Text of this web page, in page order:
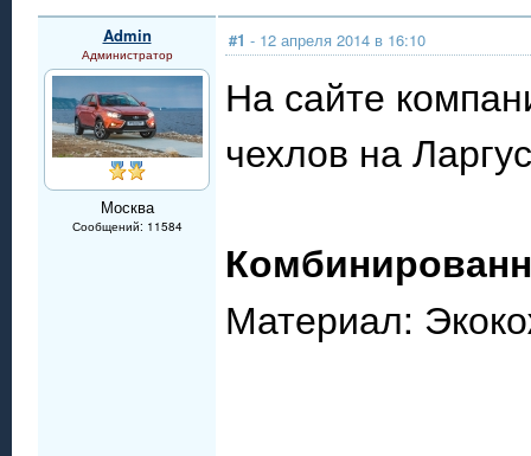
Admin
Администратор
Москва
Сообщений: 11584
#1 - 12 апреля 2014 в 16:10
На сайте
чехлов на
Материал: